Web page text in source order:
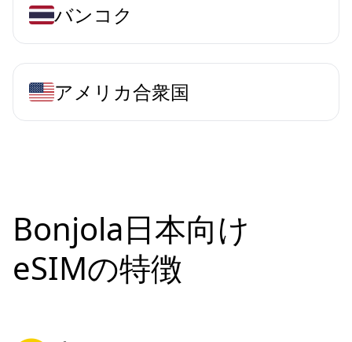
バンコク
アメリカ合衆国
Bonjola日本向け
eSIMの特徴